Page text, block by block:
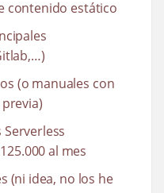
contenido estático
(o manuales con
al mes
(ni idea, no los he